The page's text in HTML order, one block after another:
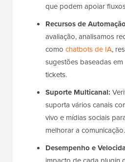
que podem apoiar
Recursos de
avaliação, analisamos
como chatbots de IA,
sugestões baseadas
tickets.
Suporte Multicanal:
suporta vários canais
vivo e mídias sociais
melhorar a comunicação.
Desempenho e